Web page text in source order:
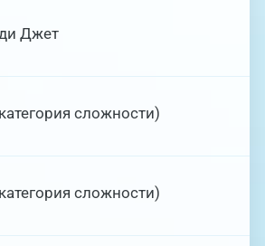
Джет
сложности)
сложности)